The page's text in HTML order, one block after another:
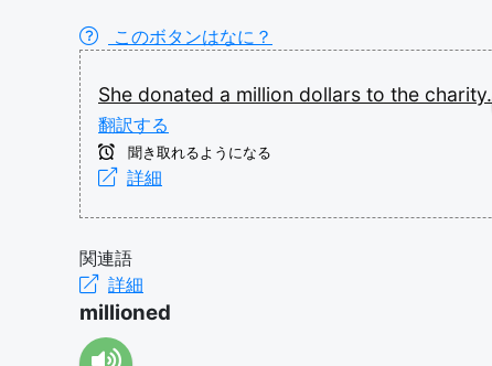
このボタンはなに？
She donated a million dollars to the charity.
翻訳する
聞き取れるようになる
詳細
関連語
詳細
millioned